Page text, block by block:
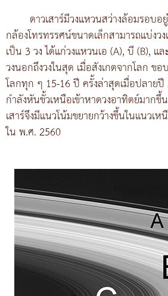
ดาวเสาร์มีวงแหวนสว่างล้อมรอบ
กล้องโทรทรรศน์ขนาดเล็กสามารถแบ่งว
เป็น 3 วง ได้แก่วงแหวนเอ (A), บี (B), แ
วงนอกถึงวงในสุด เมื่อสังเกตจากโลก ข
โลกทุก ๆ 15-16 ปี ครั้งล่าสุดเมื่อปลาย
กำลังหันขั้วเหนือเข้าหาดวงอาทิตย์มากขึ้
เสาร์จึงมีแนวโน้มขยายกว้างขึ้นในแนวเ
ใน พ.ศ. 2560